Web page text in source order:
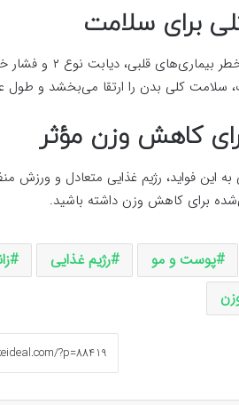
برای سلامت
کاهش وزن
سلامت کلی بدن را ارتقا می‌بخشد و طول
کاهش وزن مؤثر
به این فواید، رژیم غذایی متعادل و ورزش
برای کاهش وزن داشته باشید.
پوست و مو رژیم غذایی